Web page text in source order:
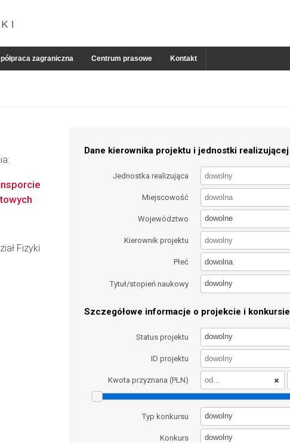
zagraniczna Centrum prasowe Kontakt
Dane kierownika projektu i jednostki realizującej
Jednostka realizująca
Miejscowość
Województwo dowolne
Kierownik projektu
Płeć dowolna
Tytuł/stopień naukowy dowolny
Szczegółowe informacje o projekcie i konkursie
Status projektu dowolny
ID projektu
Kwota przyznana (PLN)
Typ konkursu dowolny
Konkurs dowolny
Fizyki